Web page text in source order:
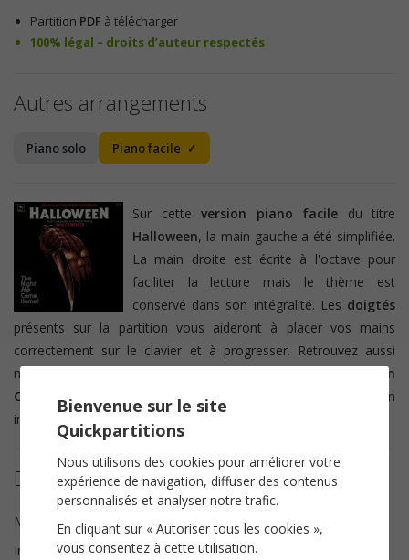
Partition PDF à télécharger
100% légal – droits d’auteur respectés
Autres arrangements
Piano solo Piano facile
Sur cette version piano facile du titre
Halloween, la main gauche a été simplifiée.
La main droite est écrite à l'octave pour
faciliter la lecture mais le thème est
conservé dans son intégralité. Les doigtés
présents sur la partition vous aideront à placer vos mains
correctement sur le clavier et à progresser. Retrouvez aussi
notre
John
Carpenter
. Pour les amateurs du genre, le morceau est un
indispensable !
Détails de la partition
Musique
John Carpenter
Instrumentation
Piano facile
Bienvenue sur le site
Quickpartitions
Nous utilisons des cookies pour améliorer votre
expérience de navigation, diffuser des contenus
personnalisés et analyser notre trafic.
En cliquant sur « Autoriser tous les cookies »,
vous consentez à cette utilisation.